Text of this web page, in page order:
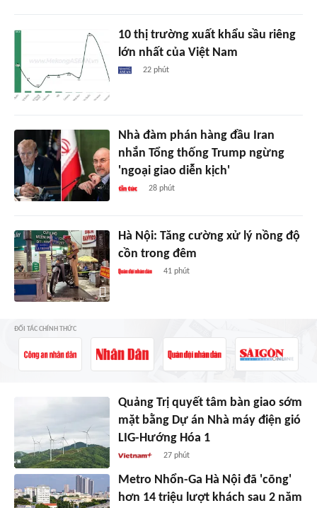
10 thị trường xuất khẩu sầu riêng
lớn nhất của Việt Nam
22 phút
Nhà đàm phán hàng đầu Iran
nhắn Tổng thống Trump ngừng
'ngoại giao diễn kịch'
28 phút
Hà Nội: Tăng cường xử lý nồng độ
cồn trong đêm
41 phút
ĐỐI TÁC CHÍNH THỨC
Quảng Trị quyết tâm bàn giao sớm
mặt bằng Dự án Nhà máy điện gió
LIG-Hướng Hóa 1
27 phút
Metro Nhổn-Ga Hà Nội đã 'cõng'
hơn 14 triệu lượt khách sau 2 năm